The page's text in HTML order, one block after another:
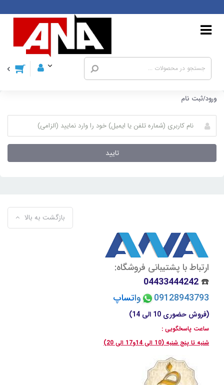
ورود/ثبت نام
تایید
بازگشت به بالا
ارتباط با پشتیبانی فروشگاه:
☎️
04433444242
09128943793
واتساپ
(فروش حضوری 10 الی 14)
ساعت پاسخگویی :
شنبه تا پنج شنبه (10 الی 14و17 الی 20)